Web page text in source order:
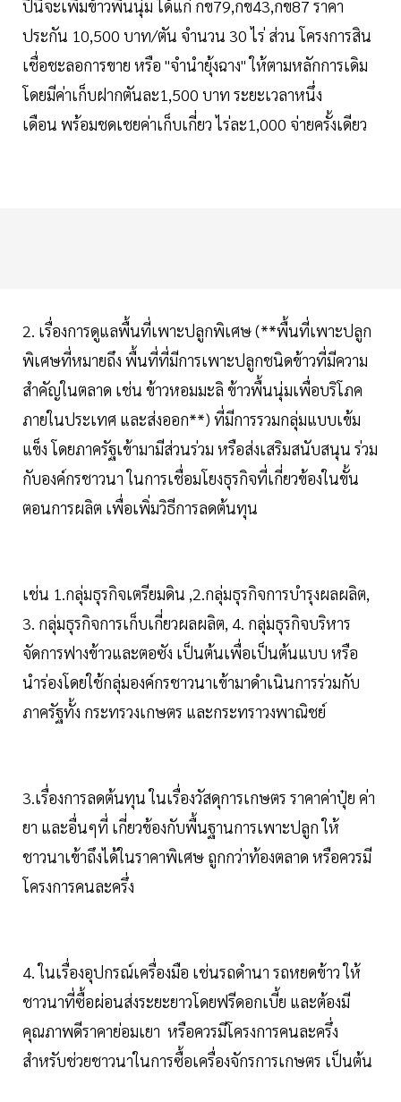
ปีนี้จะเพิ่มข้าวพื้นนุ่ม ได้แก่ กข79,กข43,กข87 ราคา
ประกัน 10,500 บาท/ตัน จำนวน 30 ไร่ ส่วน โครงการสิน
เชื่อชะลอการขาย หรือ "จำนำยุ้งฉาง" ให้ตามหลักการเดิม
โดยมีค่าเก็บฝากตันละ1,500 บาท ระยะเวลาหนึ่ง
เดือน พร้อมชดเชยค่าเก็บเกี่ยว ไร่ละ1,000 จ่ายครั้งเดียว
2. เรื่องการดูแลพื้นที่เพาะปลูกพิเศษ (**พื้นที่เพาะปลูก
พิเศษที่หมายถึง พื้นที่ที่มีการเพาะปลูกชนิดข้าวที่มีความ
สำคัญในตลาด เช่น ข้าวหอมมะลิ ข้าวพื้นนุ่มเพื่อบริโภค
ภายในประเทศ และส่งออก**) ที่มีการรวมกลุ่มแบบเข้ม
แข็ง โดยภาครัฐเข้ามามีส่วนร่วม หรือส่งเสริมสนับสนุน ร่วม
กับองค์กรชาวนา ในการเชื่อมโยงธุรกิจที่เกี่ยวข้องในขั้น
ตอนการผลิต เพื่อเพิ่มวิธีการลดต้นทุน
เช่น 1.กลุ่มธุรกิจเตรียมดิน ,2.กลุ่มธุรกิจการบำรุงผลผลิต,
3. กลุ่มธุรกิจการเก็บเกี่ยวผลผลิต, 4. กลุ่มธุรกิจบริหาร
จัดการฟางข้าวและตอซัง เป็นต้นเพื่อเป็นต้นแบบ หรือ
นำร่องโดยใช้กลุ่มองค์กรชาวนาเข้ามาดำเนินการร่วมกับ
ภาครัฐทั้ง กระทรวงเกษตร และกระทราวงพาณิชย์
3.เรื่องการลดต้นทุน ในเรื่องวัสดุการเกษตร ราคาค่าปุ๋ย ค่า
ยา และอื่นๆที่ เกี่ยวข้องกับพื้นฐานการเพาะปลูก ให้
ชาวนาเข้าถึงได้ในราคาพิเศษ ถูกกว่าท้องตลาด หรือควรมี
โครงการคนละครึ่ง
4. ในเรื่องอุปกรณ์เครื่องมือ เช่นรถดำนา รถหยดข้าว ให้
ชาวนาที่ซื้อผ่อนส่งระยะยาวโดยฟรีดอกเบี้ย และต้องมี
คุณภาพดีราคาย่อมเยา หรือควรมีโครงการคนละครึ่ง
สำหรับช่วยชาวนาในการซื้อเครื่องจักรการเกษตร เป็นต้น